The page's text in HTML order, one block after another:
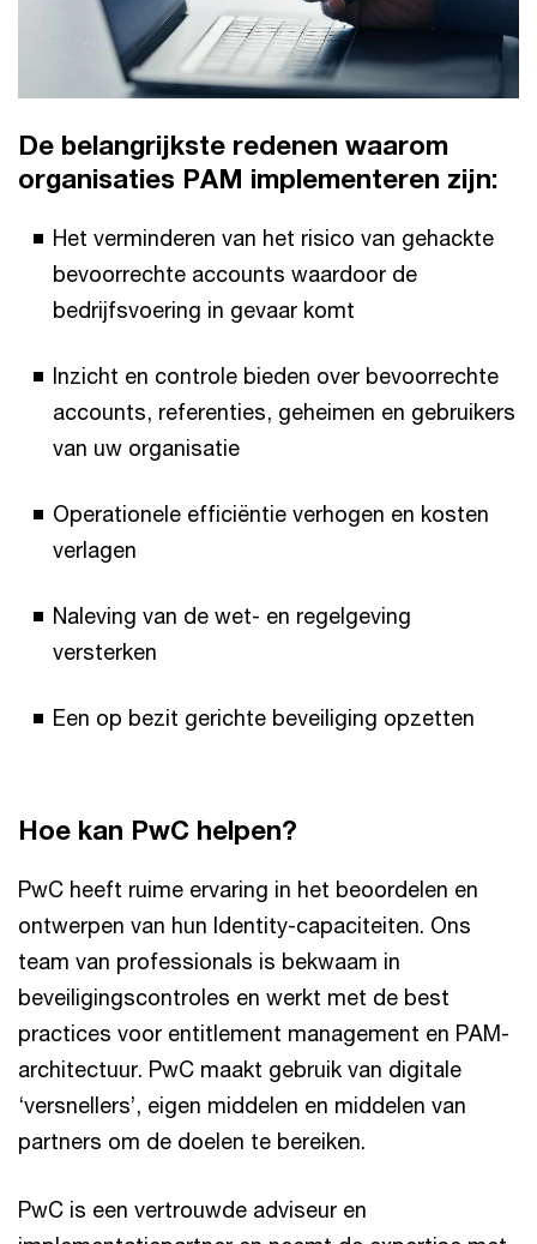
De belangrijkste redenen waarom
organisaties PAM implementeren zijn:
Het verminderen van het risico van gehackte
bevoorrechte accounts waardoor de
bedrijfsvoering in gevaar komt
Inzicht en controle bieden over bevoorrechte
accounts, referenties, geheimen en gebruikers
van uw organisatie
Operationele efficiëntie verhogen en kosten
verlagen
Naleving van de wet- en regelgeving
versterken
Een op bezit gerichte beveiliging opzetten
Hoe kan PwC helpen?
PwC heeft ruime ervaring in het beoordelen en
ontwerpen van hun Identity-capaciteiten. Ons
team van professionals is bekwaam in
beveiligingscontroles en werkt met de best
practices voor entitlement management en PAM-
architectuur. PwC maakt gebruik van digitale
‘versnellers’, eigen middelen en middelen van
partners om de doelen te bereiken.
PwC is een vertrouwde adviseur en